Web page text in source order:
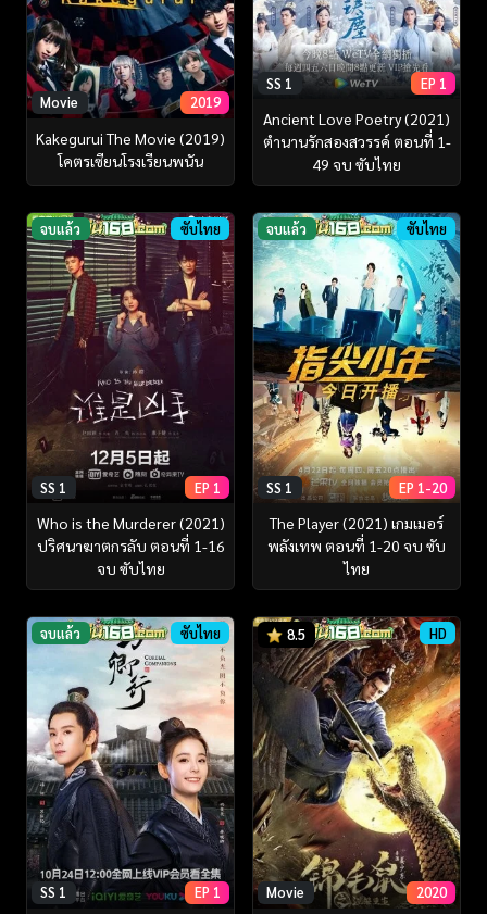
Movie 2019
Kakegurui The Movie (2019)
โคตรเซียนโรงเรียนพนัน
SS 1 EP 1
Ancient Love Poetry (2021)
ตำนานรักสองสวรรค์ ตอนที่ 1-
49 จบ ซับไทย
จบแล้ว ซับไทย
SS 1 EP 1
Who is the Murderer (2021)
ปริศนาฆาตกรลับ ตอนที่ 1-16
จบ ซับไทย
จบแล้ว ซับไทย
SS 1 EP 1-20
The Player (2021) เกมเมอร์
พลังเทพ ตอนที่ 1-20 จบ ซับ
ไทย
จบแล้ว ซับไทย
SS 1 EP 1
8.5 HD
Movie 2020